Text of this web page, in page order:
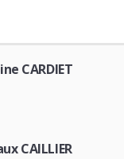
CARDIET
CAILLIER